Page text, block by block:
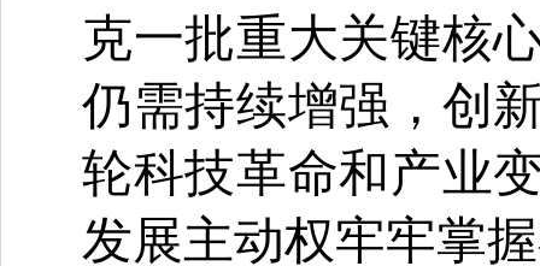
克一批重大关键核
仍需持续增强，创
轮科技革命和产业
发展主动权牢牢掌